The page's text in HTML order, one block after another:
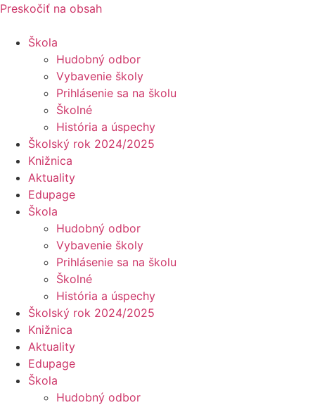
Preskočiť na obsah
Škola
Hudobný odbor
Vybavenie školy
Prihlásenie sa na školu
Školné
História a úspechy
Školský rok 2024/2025
Knižnica
Aktuality
Edupage
Škola
Hudobný odbor
Vybavenie školy
Prihlásenie sa na školu
Školné
História a úspechy
Školský rok 2024/2025
Knižnica
Aktuality
Edupage
Škola
Hudobný odbor